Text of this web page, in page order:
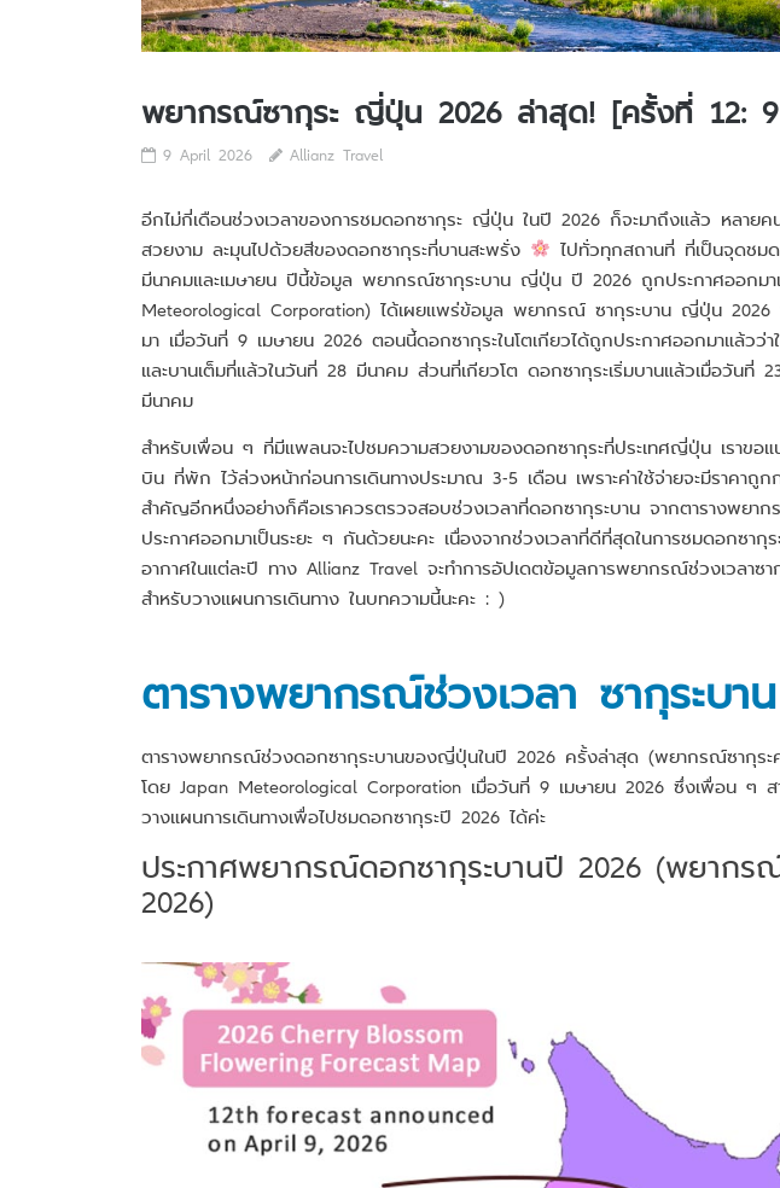
พยากรณ์ซากุระ ญี่ปุ่น 2026 ล่าสุด! [ครั้งที่ 12: 9
9 April 2026 Allianz Travel
อีกไม่กี่เดือนช่วงเวลาของการชมดอกซากุระ ญี่ปุ่น ในปี 2026 ก็จะมาถึงแล้ว หลายค
สวยงาม ละมุนไปด้วยสีของดอกซากุระที่บานสะพรั่ง
ไปทั่วทุกสถานที่ ที่เป็นจุดชม
มีนาคมและเมษายน ปีนี้ข้อมูล พยากรณ์ซากุระบาน ญี่ปุ่น ปี 2026 ถูกประกาศออกมา
Meteorological Corporation) ได้เผยแพร่ข้อมูล พยากรณ์ ซากุระบาน ญี่ปุ่น
มา เมื่อวันที่ 9 เมษายน 2026 ตอนนี้ดอกซากุระในโตเกียวได้ถูกประกาศออกมาแล้วว่
และบานเต็มที่แล้วในวันที่ 28 มีนาคม ส่วนที่เกียวโต ดอกซากุระเริ่มบานแล้วเมื่อวันที่
มีนาคม
สำหรับเพื่อน ๆ ที่มีแพลนจะไปชมความสวยงามของดอกซากุระที่ประเทศญี่ปุ่น เราขอ
บิน ที่พัก ไว้ล่วงหน้าก่อนการเดินทางประมาณ 3-5 เดือน เพราะค่าใช้จ่ายจะมีราคาถู
สำคัญอีกหนึ่งอย่างก็คือเราควรตรวจสอบช่วงเวลาที่ดอกซากุระบาน จากตารางพย
ประกาศออกมาเป็นระยะ ๆ กันด้วยนะคะ เนื่องจากช่วงเวลาที่ดีที่สุดในการชมดอกซากุ
อากาศในแต่ละปี ทาง Allianz Travel จะทำการอัปเดตข้อมูลการพยากรณ์ช่วงเวลาซ
สำหรับวางแผนการเดินทาง ในบทความนี้นะคะ : )
ตารางพยากรณ์ช่วงเวลา ซากุระบ
ตารางพยากรณ์ช่วงดอกซากุระบานของญี่ปุ่นในปี 2026 ครั้งล่าสุด (พยากรณ์ซากุระ
โดย Japan Meteorological Corporation เมื่อวันที่ 9 เมษายน 2026 ซึ่งเพื่อน ๆ สา
วางแผนการเดินทางเพื่อไปชมดอกซากุระปี 2026 ได้ค่ะ
ประกาศพยากรณ์ดอกซากุระบานปี 2026 (พยากร
2026)